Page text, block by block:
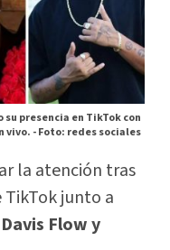
su presencia en TikTok con
vivo. -Foto: redes sociales
la atención tras
TikTok junto a
Davis Flow y